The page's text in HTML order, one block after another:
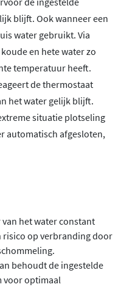
blijft. Ook wanneer een
water gebruikt. Via
en hete water zo
temperatuur heeft.
de thermostaat
het water gelijk blijft.
situatie plotseling
automatisch afgesloten,
het water constant
op verbranding door
behoudt de ingestelde
voor optimaal